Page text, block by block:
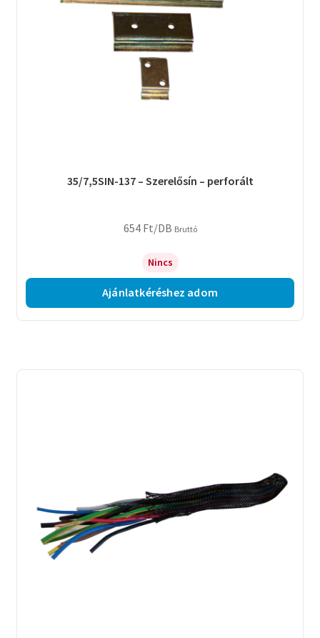
35/7,5SIN-137 – Szerelősín – perforált
654 Ft/DB Bruttó
Nincs
Ajánlatkéréshez adom